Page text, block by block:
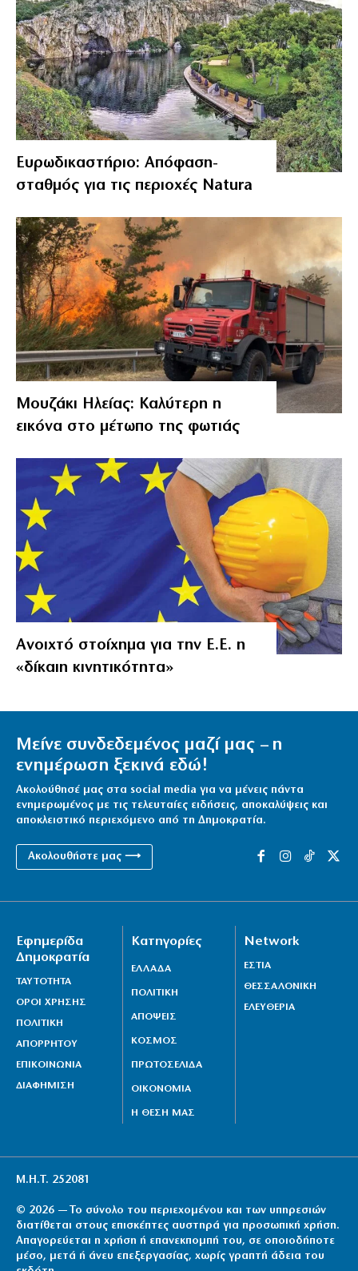
Ευρωδικαστήριο: Απόφαση-
σταθμός για τις περιοχές Natura
Μουζάκι Ηλείας: Καλύτερη η
εικόνα στο μέτωπο της φωτιάς
Ανοιχτό στοίχημα για την Ε.Ε. η
«δίκαιη κινητικότητα»
Μείνε συνδεδεμένος μαζί μας – η
ενημέρωση ξεκινά εδώ!
Ακολούθησέ μας στα social media για να μένεις πάντα
ενημερωμένος με τις τελευταίες ειδήσεις, αποκαλύψεις και
αποκλειστικό περιεχόμενο από τη Δημοκρατία.
Ακολουθήστε μας ⟶
Εφημερίδα
Δημοκρατία
ΤΑΥΤΟΤΗΤΑ
ΟΡΟΙ ΧΡΗΣΗΣ
ΠΟΛΙΤΙΚΗ
ΑΠΟΡΡΗΤΟΥ
ΕΠΙΚΟΙΝΩΝΙΑ
ΔΙΑΦΗΜΙΣΗ
Κατηγορίες
ΕΛΛΑΔΑ
ΠΟΛΙΤΙΚΗ
ΑΠΟΨΕΙΣ
ΚΟΣΜΟΣ
ΠΡΩΤΟΣΕΛΙΔΑ
ΟΙΚΟΝΟΜΙΑ
Η ΘΕΣΗ ΜΑΣ
Network
ΕΣΤΙΑ
ΘΕΣΣΑΛΟΝΙΚΗ
ΕΛΕΥΘΕΡΙΑ
Μ.Η.Τ. 252081
© 2026 — Το σύνολο του περιεχομένου και των υπηρεσιών
διατίθεται στους επισκέπτες αυστηρά για προσωπική χρήση.
Απαγορεύεται η χρήση ή επανεκπομπή του, σε οποιοδήποτε
μέσο, μετά ή άνευ επεξεργασίας, χωρίς γραπτή άδεια του